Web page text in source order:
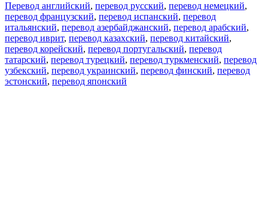
Перевод английский, перевод русский, перевод немецкий,
перевод французский, перевод испанский, перевод
итальянский, перевод азербайджанский, перевод арабский,
перевод иврит, перевод казахский, перевод китайский,
перевод корейский, перевод португальский, перевод
татарский, перевод турецкий, перевод туркменский, перевод
узбекский, перевод украинский, перевод финский, перевод
эстонский, перевод японский